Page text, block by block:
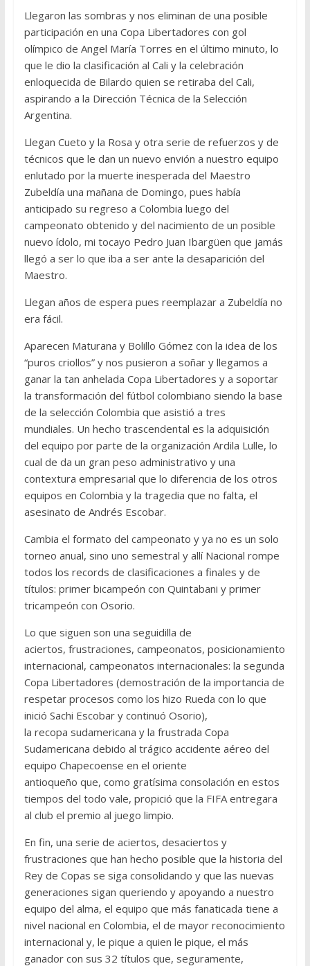
Llegaron las sombras y nos eliminan de una posible
participación en una Copa Libertadores con gol
olímpico de Angel María Torres en el último minuto, lo
que le dio la clasificación al Cali y la celebración
enloquecida de Bilardo quien se retiraba del Cali,
aspirando a la Dirección Técnica de la Selección
Argentina.
Llegan Cueto y la Rosa y otra serie de refuerzos y de
técnicos que le dan un nuevo envión a nuestro equipo
enlutado por la muerte inesperada del Maestro
Zubeldía una mañana de Domingo, pues había
anticipado su regreso a Colombia luego del
campeonato obtenido y del nacimiento de un posible
nuevo ídolo, mi tocayo Pedro Juan Ibargüen que jamás
llegó a ser lo que iba a ser ante la desaparición del
Maestro.
Llegan años de espera pues reemplazar a Zubeldía no
era fácil.
Aparecen Maturana y Bolillo Gómez con la idea de los
“puros criollos” y nos pusieron a soñar y llegamos a
ganar la tan anhelada Copa Libertadores y a soportar
la transformación del fútbol colombiano siendo la base
de la selección Colombia que asistió a tres
mundiales. Un hecho trascendental es la adquisición
del equipo por parte de la organización Ardila Lulle, lo
cual de da un gran peso administrativo y una
contextura empresarial que lo diferencia de los otros
equipos en Colombia y la tragedia que no falta, el
asesinato de Andrés Escobar.
Cambia el formato del campeonato y ya no es un solo
torneo anual, sino uno semestral y allí Nacional rompe
todos los records de clasificaciones a finales y de
títulos: primer bicampeón con Quintabani y primer
tricampeón con Osorio.
Lo que siguen son una seguidilla de
aciertos, frustraciones, campeonatos, posicionamiento
internacional, campeonatos internacionales: la segunda
Copa Libertadores (demostración de la importancia de
respetar procesos como los hizo Rueda con lo que
inició Sachi Escobar y continuó Osorio),
la recopa sudamericana y la frustrada Copa
Sudamericana debido al trágico accidente aéreo del
equipo Chapecoense en el oriente
antioqueño que, como gratísima consolación en estos
tiempos del todo vale, propició que la FIFA entregara
al club el premio al juego limpio.
En fin, una serie de aciertos, desaciertos y
frustraciones que han hecho posible que la historia del
Rey de Copas se siga consolidando y que las nuevas
generaciones sigan queriendo y apoyando a nuestro
equipo del alma, el equipo que más fanaticada tiene a
nivel nacional en Colombia, el de mayor reconocimiento
internacional y, le pique a quien le pique, el más
ganador con sus 32 títulos que, seguramente,